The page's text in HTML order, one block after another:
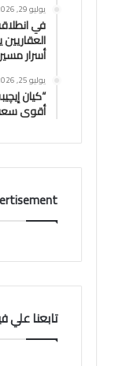
يوليو 29, 2026
في
أسرار
يوليو 25, 2026
أقوى سعة 2.0 لترات للمرة
تابعنا